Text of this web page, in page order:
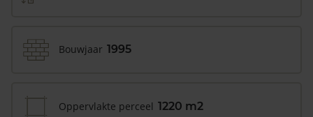
Bouwjaar 1995
Oppervlakte perceel 1220 m2